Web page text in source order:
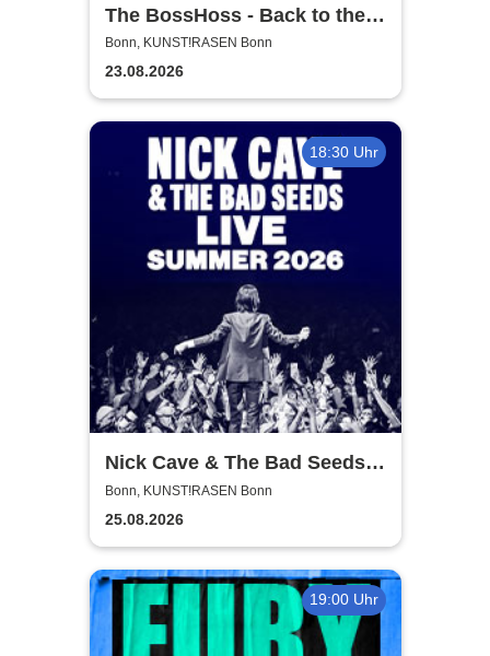
The BossHoss - Back to the
Boots - LIVE - Summer 2026
Bonn, KUNST!RASEN Bonn
23.08.2026
18:30 Uhr
Nick Cave & The Bad Seeds -
Tour 2026
Bonn, KUNST!RASEN Bonn
25.08.2026
19:00 Uhr